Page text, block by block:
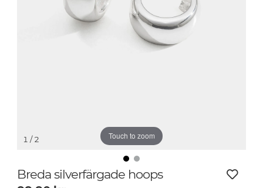
Touch to zoom
1 / 2
Breda silverfärgade hoops